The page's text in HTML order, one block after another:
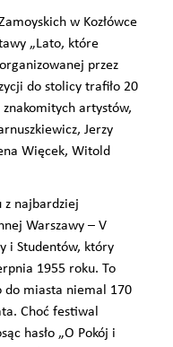
w Kozłówce
„Lato, które
przez
do stolicy trafiło 20
artystów,
Jerzy
Więcek, Witold
z najbardziej
Warszawy – V
i Studentów, który
1955 roku. To
do miasta niemal 170
Choć festiwal
hasło „O Pokój i